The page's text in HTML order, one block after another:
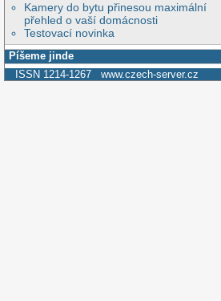
Kamery do bytu přinesou maximální
přehled o vaší domácnosti
Testovací novinka
Píšeme jinde
ISSN 1214-1267 www.czech-server.cz